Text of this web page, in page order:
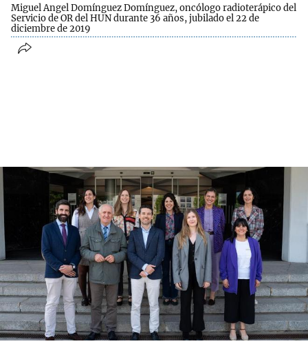
Miguel Angel Domínguez Domínguez, oncólogo radioterápico del
Servicio de OR del HUN durante 36 años, jubilado el 22 de
diciembre de 2019